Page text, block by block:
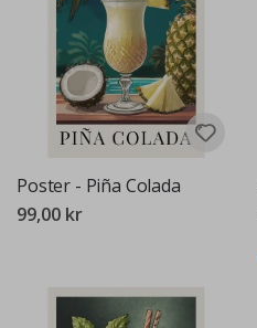
Poster - Piña Colada
99,00 kr